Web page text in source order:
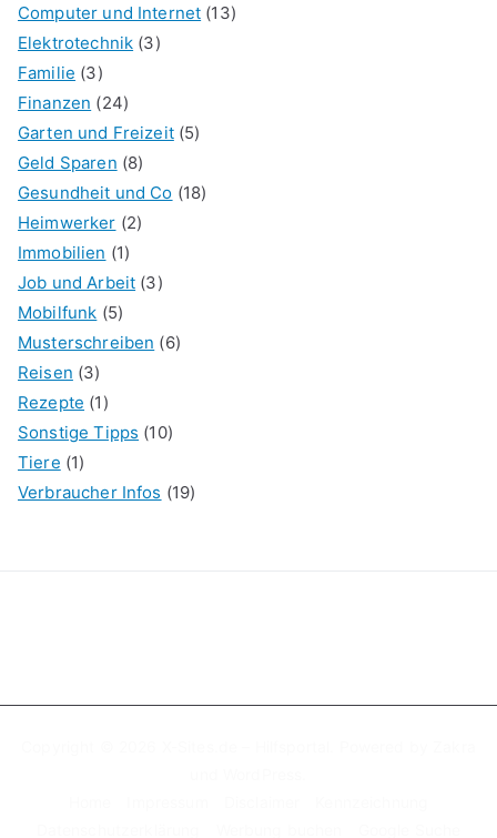
Computer und Internet (13)
Elektrotechnik (3)
Familie (3)
Finanzen (24)
Garten und Freizeit(5)
Geld Sparen (8)
Gesundheit und Co (18)
Heimwerker (2)
Immobilien (1)
Job und Arbeit (3)
Mobilfunk (5)
Musterschreiben (6)
Reisen (3)
Rezepte (1)
Sonstige Tipps (10)
Tiere (1)
Verbraucher Infos (19)